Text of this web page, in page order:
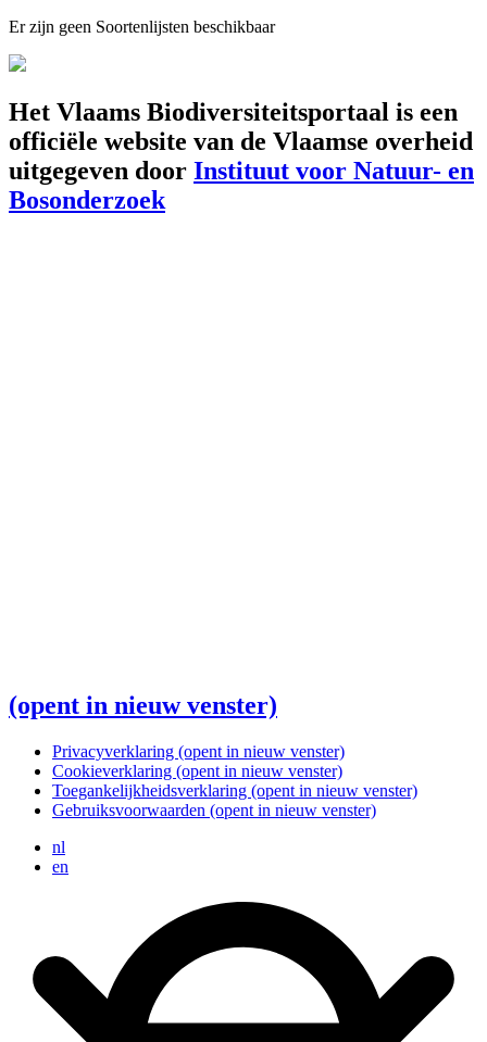
Er zijn geen Soortenlijsten beschikbaar
Het Vlaams Biodiversiteitsportaal is een
officiële website van de Vlaamse overheid
uitgegeven door Instituut voor Natuur- en
Bosonderzoek
(opent in nieuw venster)
Privacyverklaring (opent in nieuw venster)
Cookieverklaring (opent in nieuw venster)
Toegankelijkheidsverklaring (opent in nieuw venster)
Gebruiksvoorwaarden (opent in nieuw venster)
nl
en